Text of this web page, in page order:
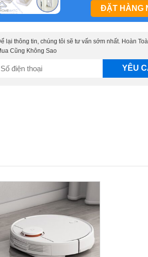
ĐẶT HÀNG
lại thông tin, chúng tôi sẽ tư vấn sớm nhất. Hoàn
Cũng Không Sao
SĐT